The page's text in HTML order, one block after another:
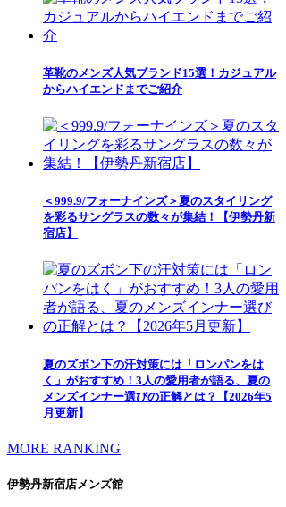
革靴のメンズ人気ブランド15選！カジュアル
からハイエンドまでご紹介
＜999.9/フォーナインズ＞夏のスタイリング
を彩るサングラスの数々が集結！【伊勢丹新
宿店】
夏のズボン下の汗対策には「ロンパンをは
く」がおすすめ！3人の愛用者が語る、夏の
メンズインナー選びの正解とは？【2026年5
月更新】
MORE RANKING
伊勢丹新宿店メンズ館